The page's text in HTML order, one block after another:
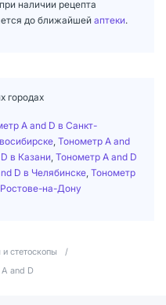
наличии рецепта
до ближайшей аптеки.
городах
A and D в Санкт-
Тонометр A and
в Казани Тонометр A and D
D в Челябинске Тонометр
на-Дону
стетоскопы
/
and D